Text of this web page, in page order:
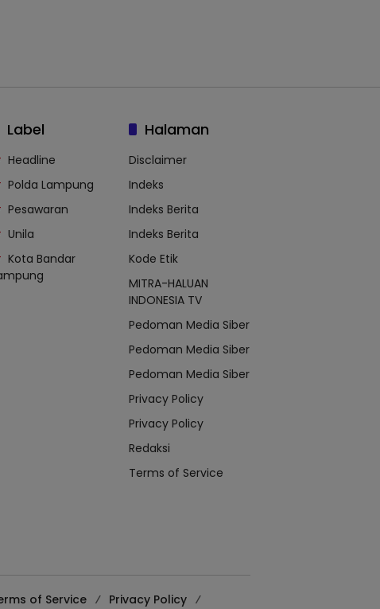
Label
Headline
Polda Lampung
Pesawaran
Unila
Kota Bandar
Halaman
Disclaimer
Indeks
Indeks Berita
Indeks Berita
Kode Etik
MITRA-HALUAN
INDONESIA TV
Pedoman Media Siber
Pedoman Media Siber
Pedoman Media Siber
Privacy Policy
Privacy Policy
Redaksi
Terms of Service
of Service Privacy Policy